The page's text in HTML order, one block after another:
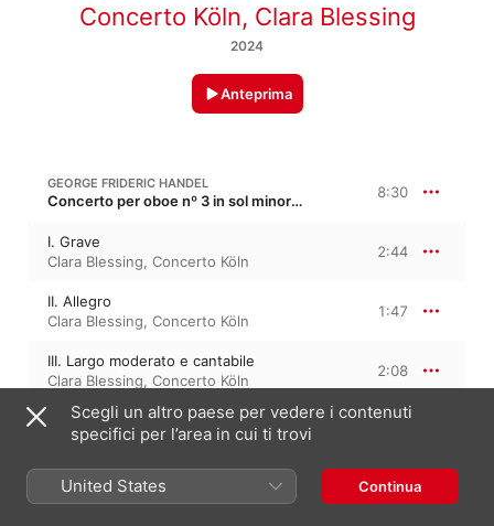
Concerto Köln, Clara Blessing
2024
Anteprima
GEORGE FRIDERIC HANDEL
Concerto per oboe nº 3 in sol minore, HWV 287 8:30
I. Grave
Clara Blessing, Concerto Köln
2:44
II. Allegro
Clara Blessing, Concerto Köln
1:47
III. Largo moderato e cantabile
Clara Blessing, Concerto Köln
2:08
IV. Allegro
Concerto Köln,Clara Blessing
GEORGE FRIDERIC HANDEL
Scegli un altro paese per vedere i contenuti
specifici per l’area in cui ti trovi
United States Continua